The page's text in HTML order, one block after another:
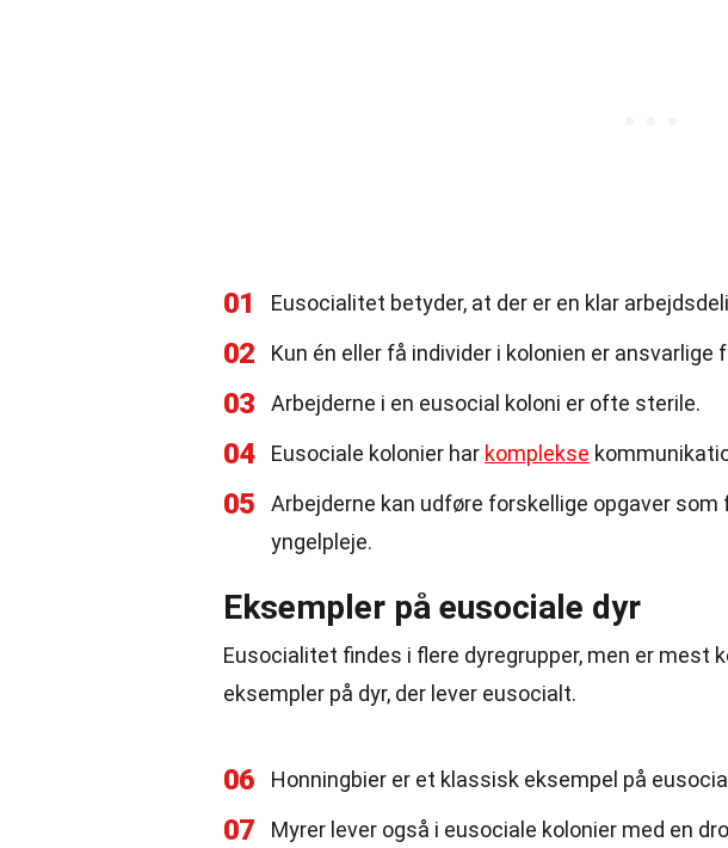
01 Eusocialitet betyder, at der er en klar
02 Kun én eller få individer i kolonien er ansvarlige
03 Arbejderne i en eusocial koloni er ofte sterile.
04 Eusociale kolonier har komplekse
05
Arbejderne kan udføre forskellige opgaver
yngelpleje.
Eksempler på eusociale dyr
Eusocialitet findes i flere dyregrupper, men er mest
eksempler på dyr, der lever eusocialt.
06 Honningbier er et klassisk eksempel på
07 Myrer lever også i eusociale kolonier med en